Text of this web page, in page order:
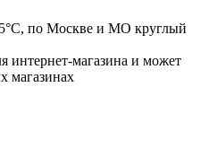
по Москве и МО круглый
интернет-магазина и может
магазинах